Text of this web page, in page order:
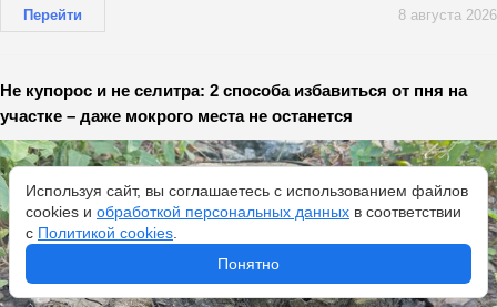
Перейти 8 августа 2026
Не купорос и не селитра: 2 способа избавиться от пня на
участке – даже мокрого места не останется
Используя сайт, вы соглашаетесь с использованием файлов
cookies и обработкой персональных данных в соответствии
с Политикой cookies
Понятно